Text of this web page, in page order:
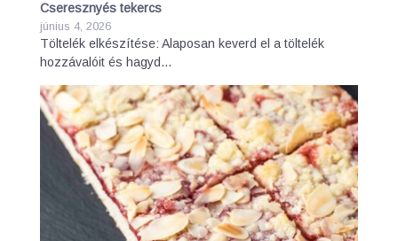
Cseresznyés tekercs
június 4, 2026
Töltelék elkészítése: Alaposan keverd el a töltelék
hozzávalóit és hagyd…